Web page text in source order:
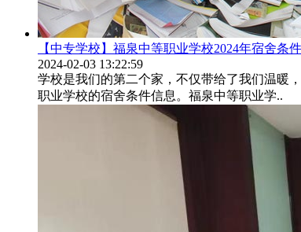
【中专学校】福泉中等职业学校2024年宿舍条件
2024-02-03 13:22:59
学校是我们的第二个家，不仅带给了我们温暖
职业学校的宿舍条件信息。福泉中等职业学..